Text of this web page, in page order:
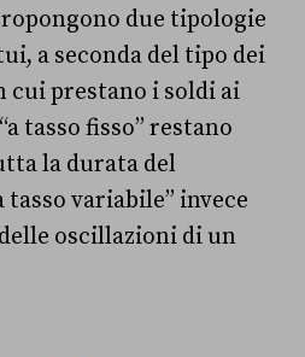
due tipologie
a seconda del tipo dei
cui prestano i soldi ai
tasso fisso” restano
la durata del
variabile” invece
oscillazioni di un